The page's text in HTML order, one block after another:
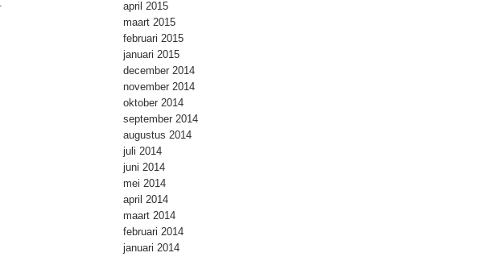
april 2015
maart 2015
februari 2015
januari 2015
december 2014
november 2014
oktober 2014
september 2014
augustus 2014
juli 2014
juni 2014
mei 2014
april 2014
maart 2014
februari 2014
januari 2014